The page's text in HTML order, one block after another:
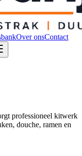
Over onsContact
professioneel kitwerk
douche, ramen en